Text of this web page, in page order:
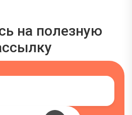
на полезную